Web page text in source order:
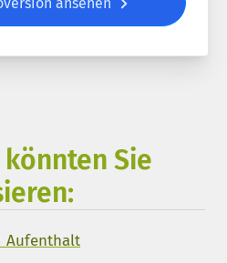
Sie
Aufenthalt